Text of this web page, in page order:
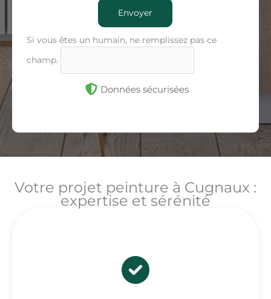
Envoyer
Si vous êtes un humain, ne remplissez pas ce
champ.
Données sécurisées
Votre projet peinture à Cugnaux :
expertise et sérénité